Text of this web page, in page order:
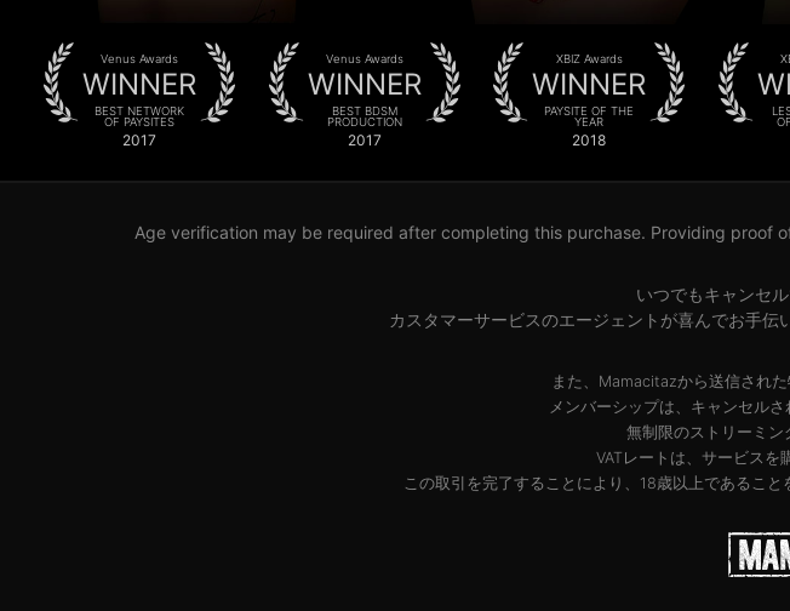
Venus Awards
WINNER
BEST NETWORK
OF PAYSITES
2017
Venus Awards
WINNER
BEST BDSM
PRODUCTION
2017
XBIZ Awards
WINNER
PAYSITE OF THE
YEAR
2018
Age verification may be required after completing this purchase. Providing proof
いつでもキャンセ
カスタマーサービスのエージェントが喜んでお手伝
また、Mamacitazから送信され
メンバーシップは、キャンセル
無制限のストリーミン
VATレートは、サービスを
この取引を完了することにより、18歳以上であること